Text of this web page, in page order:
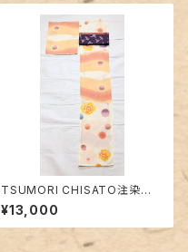
TSUMORI CHISATO注染浴
衣〜水玉と薔薇柄〜
¥13,000